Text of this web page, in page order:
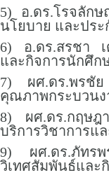
5) อ.ดร.โรจลัก
นโยบาย และปร
6) อ.ดร.สรชา เ
และกิจการนักศึก
7) ผศ.ดร.พรชั
คุณภาพกระบวน
8) ผศ.ดร.กฤษฎ
บริการวิชาการแ
9) ผศ.ดร.ภัทร
วิเทศสัมพันธ์และ